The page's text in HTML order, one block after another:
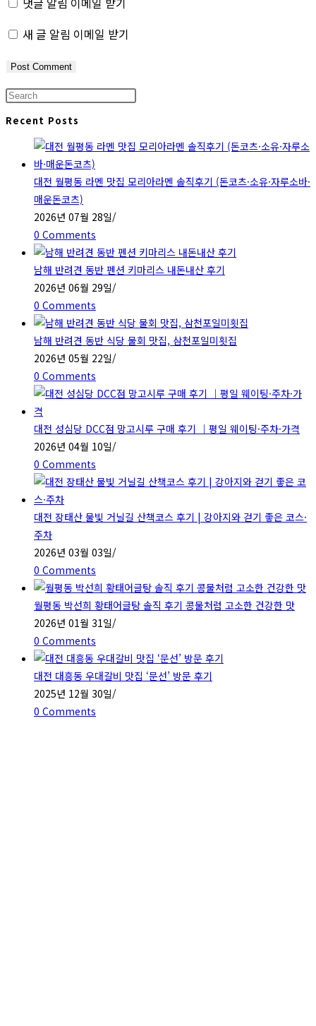
새 글 알림 이메일 받기
Press
close
search
Recent Posts
대전 월평동 라멘 맛집 모리아라멘 솔직후기 (돈코츠·소유·자루소바·
매운돈코츠)
2026년 07월 28일/
0 Comments
남해 반려견 동반 펜션 키마리스 내돈내산 후기
2026년 06월 29일/
0 Comments
남해 반려견 동반 식당 물회 맛집, 삼천포일미횟집
2026년 05월 22일/
0 Comments
대전 성심당 DCC점 망고시루 구매 후기 ｜평일 웨이팅·주차·가격
2026년 04월 10일/
0 Comments
대전 장태산 물빛 거닐길 산책코스 후기 | 강아지와 걷기 좋은 코스·
주차
2026년 03월 03일/
0 Comments
월평동 박선희 황태어글탕 솔직 후기 콩물처럼 고소한 건강한 맛
2026년 01월 31일/
0 Comments
대전 대흥동 우대갈비 맛집 ‘문선’ 방문 후기
2025년 12월 30일/
0 Comments